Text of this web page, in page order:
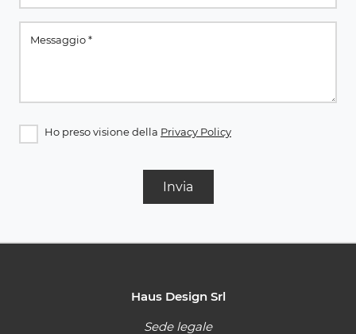
Ho preso visione della Privacy Policy
Invia
Haus Design Srl
Sede legale